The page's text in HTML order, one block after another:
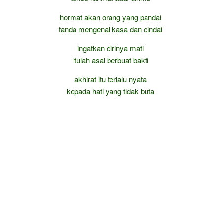
hormat akan orang yang pandai
tanda mengenal kasa dan cindai
ingatkan dirinya mati
itulah asal berbuat bakti
akhirat itu terlalu nyata
kepada hati yang tidak buta